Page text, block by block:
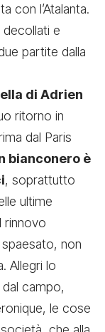
con l’Atalanta.
e
partite dalla
di Adrien
ritorno in
dal Paris
bianconero è
, soprattutto
ultime
rinnovo
non
Allegri lo
campo,
le cose